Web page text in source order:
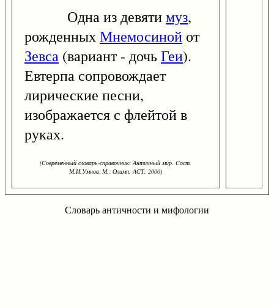
Одна из девятимуз,
рожденныхМнемосиной от
Зевса (вариант - дочьГеи).
Евтерпа сопровождает
лирические песни,
изображается с флейтой в
руках.
(Современный словарь-справочник: Античный мир. Cост.
М.И.Умнов. М.: Олимп, АСТ, 2000)
Словарь античности и мифологии